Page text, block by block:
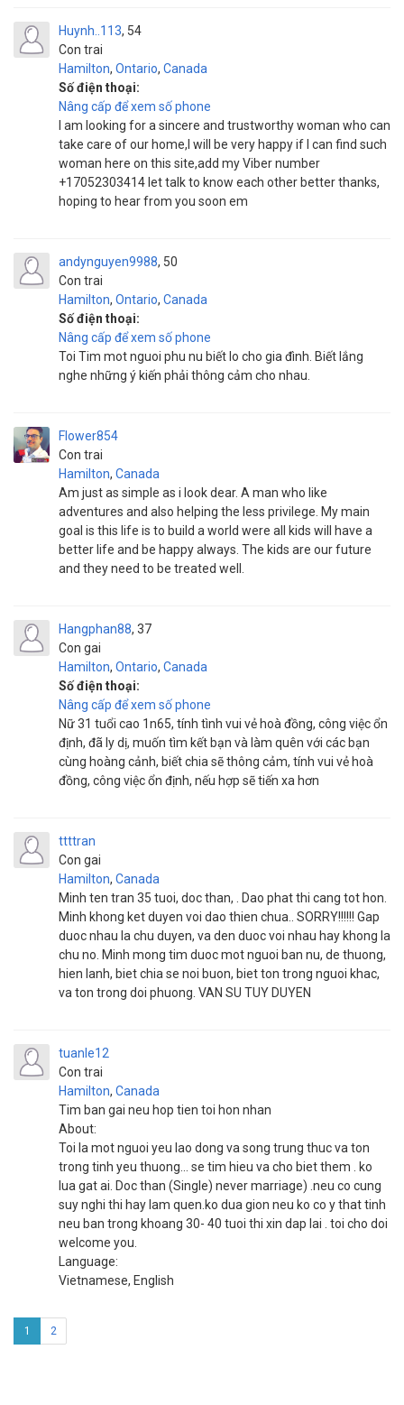
Huynh..113
Con trai
54
Hamilton, Ontario, Canada
Số điện thoại:
Nâng cấp để xem số phone
I am looking for a sincere and trustworthy woman who can
take care of our home,I will be very happy if I can find such
woman here on this site,add my Viber number
+17052303414 let talk to know each other better thanks,
hoping to hear from you soon em
andynguyen9988
Con trai
50
Hamilton, Ontario, Canada
Số điện thoại:
Nâng cấp để xem số phone
Toi Tim mot nguoi phu nu biết lo cho gia đình. Biết lắng
nghe những ý kiến phải thông cảm cho nhau.
Flower854
Con trai
Hamilton, Canada
Am just as simple as i look dear. A man who like
adventures and also helping the less privilege. My main
goal is this life is to build a world were all kids will have a
better life and be happy always. The kids are our future
and they need to be treated well.
Hangphan88
Con gai
37
Hamilton, Ontario, Canada
Số điện thoại:
Nâng cấp để xem số phone
Nữ 31 tuổi cao 1n65, tính tình vui vẻ hoà đồng, công việc ổn
định, đã ly dị, muốn tìm kết bạn và làm quên với các bạn
cùng hoàng cảnh, biết chia sẽ thông cảm, tính vui vẻ hoà
đồng, công việc ổn định, nếu hợp sẽ tiến xa hơn
ttttran
Con gai
Hamilton, Canada
Minh ten tran 35 tuoi, doc than, . Dao phat thi cang tot hon.
Minh khong ket duyen voi dao thien chua.. SORRY!!!!!! Gap
duoc nhau la chu duyen, va den duoc voi nhau hay khong la
chu no. Minh mong tim duoc mot nguoi ban nu, de thuong,
hien lanh, biet chia se noi buon, biet ton trong nguoi khac,
va ton trong doi phuong. VAN SU TUY DUYEN
tuanle12
Con trai
Hamilton, Canada
Tim ban gai neu hop tien toi hon nhan
About:
Toi la mot nguoi yeu lao dong va song trung thuc va ton
trong tinh yeu thuong... se tim hieu va cho biet them . ko
lua gat ai. Doc than (Single) never marriage) .neu co cung
suy nghi thi hay lam quen.ko dua gion neu ko co y that tinh
neu ban trong khoang 30- 40 tuoi thi xin dap lai . toi cho doi
welcome you.
Language:
Vietnamese, English
1 2